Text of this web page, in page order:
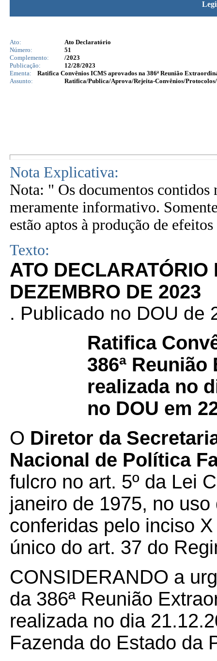
Ato:
Ato Declaratório
Número:
51
Complemento:
/2023
Publicação:
12/28/2023
Ementa:
Ratifica Convênios ICMS aprovados na 386ª Reunião
Assunto:
Ratifica/Publica/Aprova/Rejeita-Convênios/
Nota Explicativa:
Nota: " Os documentos contidos
meramente informativo.
estão aptos à produção de
Texto:
ATO DECLARATÓRIO
DEZEMBRO DE 2023
. Publicado no DOU de
Ratifica
386ª
realizada no
no DOU em
O Diretor da
Nacional de Política
fulcro no art. 5º da Lei
janeiro de 1975, no
conferidas pelo inciso
único do art. 37 do
CONSIDERANDO a
da 386ª Reunião
realizada no dia
Fazenda do Estado da